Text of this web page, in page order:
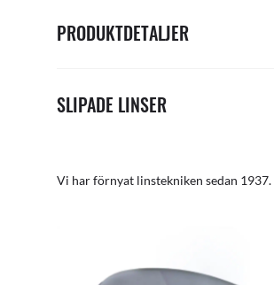
PRODUKTDETALJER
SLIPADE LINSER
Vi har förnyat linstekniken sedan